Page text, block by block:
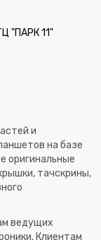
"ПАРК 11"
и
на базе
оригинальные
тачскрины,
ведущих
Клиентам